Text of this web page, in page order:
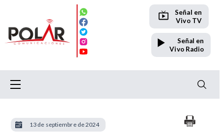
Señal en
Vivo TV
Señal en
Vivo Radio
13 de septiembre de 2024